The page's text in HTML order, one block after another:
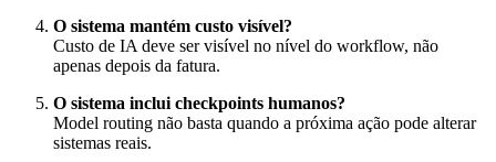
O sistema mantém custo visível?
Custo de IA deve ser visível no nível do workflow, não
apenas depois da fatura.
O sistema inclui checkpoints humanos?
Model routing não basta quando a próxima ação pode alterar
sistemas reais.